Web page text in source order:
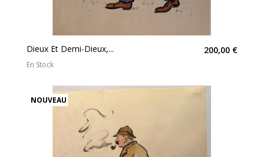
Dieux Et Demi-Dieux,... 200,00 €
En Stock
NOUVEAU